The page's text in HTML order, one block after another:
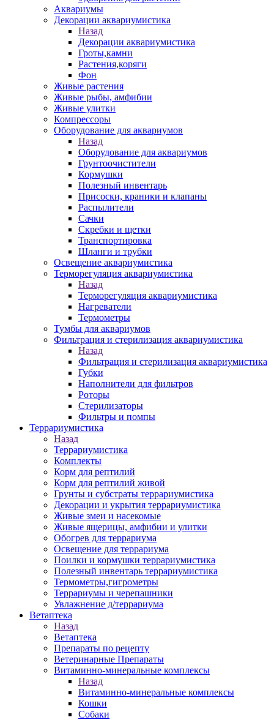
Аквариумы
Декорации аквариумистика
Назад
Декорации аквариумистика
Гроты,камни
Растения,коряги
Фон
Живые растения
Живые рыбы, амфибии
Живые улитки
Компрессоры
Оборудование для аквариумов
Назад
Оборудование для аквариумов
Грунтоочистители
Кормушки
Полезный инвентарь
Присоски, краники и клапаны
Распылители
Сачки
Скребки и щетки
Транспортировка
Шланги и трубки
Освещение аквариумистика
Терморегуляция аквариумистика
Назад
Терморегуляция аквариумистика
Нагреватели
Термометры
Тумбы для аквариумов
Фильтрация и стерилизация аквариумистика
Назад
Фильтрация и стерилизация аквариумистика
Губки
Наполнители для фильтров
Роторы
Стерилизаторы
Фильтры и помпы
Террариумистика
Назад
Террариумистика
Комплекты
Корм для рептилий
Корм для рептилий живой
Грунты и субстраты террариумистика
Декорации и укрытия террариумистика
Живые змеи и насекомые
Живые ящерицы, амфибии и улитки
Обогрев для террариума
Освещение для террариума
Поилки и кормушки террариумистика
Полезный инвентарь террариумистика
Термометры,гигрометры
Террариумы и черепашники
Увлажнение д/террариума
Ветаптека
Назад
Ветаптека
Препараты по рецепту
Ветеринарные Препараты
Витаминно-минеральные комплексы
Назад
Витаминно-минеральные комплексы
Кошки
Собаки